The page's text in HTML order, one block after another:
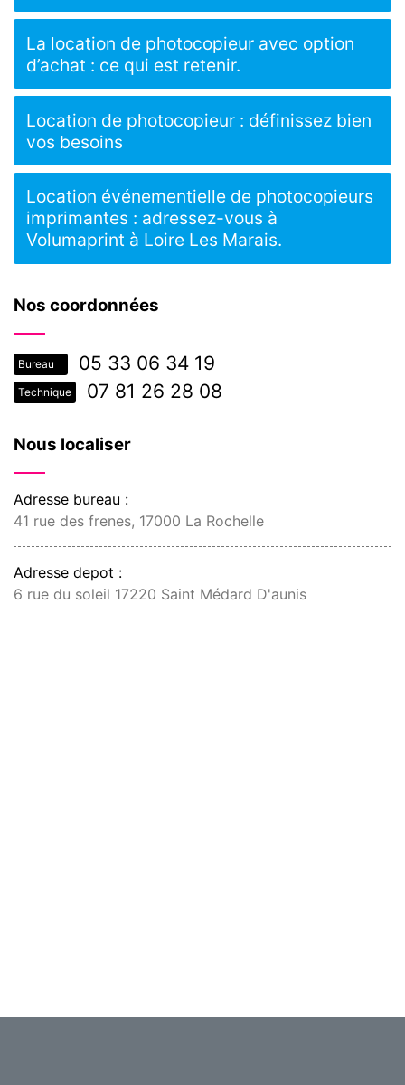
Nos coordonnées
Bureau 05 33 06 34 19
Technique 07 81 26 28 08
Nous localiser
Adresse bureau :
41 rue des frenes, 17000 La Rochelle
Adresse depot :
6 rue du soleil 17220 Saint Médard D'aunis
La location de photocopieur avec option
d’achat : ce qui est retenir.
Location de photocopieur : définissez bien
vos besoins
Location événementielle de photocopieurs
imprimantes : adressez-vous à
Volumaprint à Loire Les Marais.